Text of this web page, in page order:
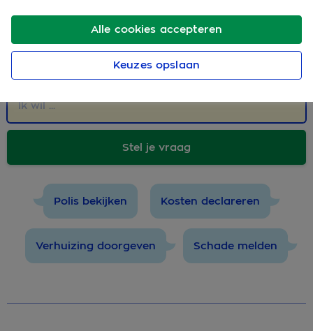
onze virtuele assistent - het liefst in een paar woorden
- dan begrijpt ie jou het best. Bijvoorbeeld "vergoeding
Stel je vraag
Polis bekijken Kosten declareren
Verhuizing doorgeven Schade melden
Alle cookies accepteren
Keuzes opslaan